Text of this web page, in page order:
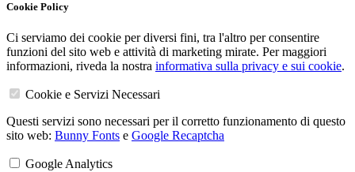
Cookie Policy
Ci serviamo dei cookie per diversi fini, tra l'altro per consentire
funzioni del sito web e attività di marketing mirate. Per maggiori
informazioni, riveda la nostra informativa sulla privacy e sui cookie.
Cookie e Servizi Necessari
Questi servizi sono necessari per il corretto funzionamento di questo
sito web: Bunny Fonts e Google Recaptcha
Google Analytics